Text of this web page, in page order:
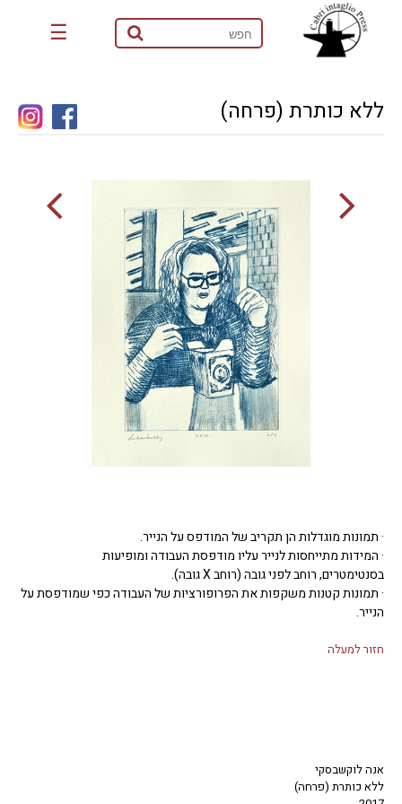
☰
ללא כותרת (פרחה)
· תמונות מוגדלות הן תקריב של המודפס על הנייר.
· המידות מתייחסות לנייר עליו מודפסת העבודה ומופיעות
בסנטימטרים, רוחב לפני גובה (רוחב X גובה).
· תמונות קטנות משקפות את הפרופורציות של העבודה כפי שמודפסת על
הנייר.
חזור למעלה
אנה לוקשבסקי
ללא כותרת (פרחה)